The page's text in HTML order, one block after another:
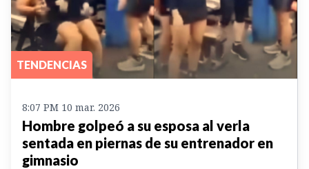
TENDENCIAS
8:07 PM 10 mar. 2026
Hombre golpeó a su esposa al verla
sentada en piernas de su entrenador en
gimnasio